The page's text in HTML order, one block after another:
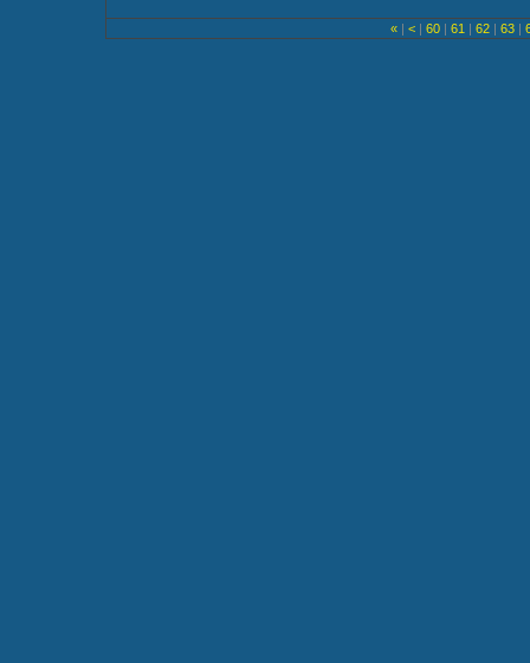
« | < | 60 | 61 | 62 | 63 |